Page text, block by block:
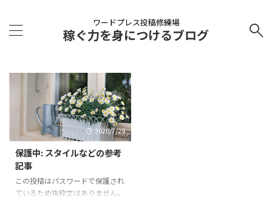
ワードプレス投稿修練場
稼ぐ力を身につけるブログ
2020/7/29
保護中: スタイルなどの参考
記事
この投稿はパスワードで保護され
ているため抜粋文はありません。